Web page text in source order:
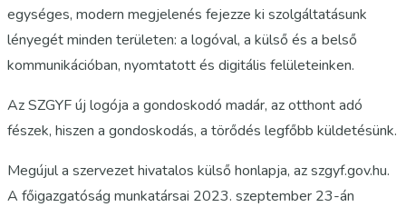
egységes, modern megjelenés fejezze ki szolgáltatásunk
lényegét minden területen: a logóval, a külső és a belső
kommunikációban, nyomtatott és digitális felületeinken.
Az SZGYF új logója a gondoskodó madár, az otthont adó
fészek, hiszen a gondoskodás, a törődés legfőbb küldetésünk.
Megújul a szervezet hivatalos külső honlapja, az szgyf.gov.hu.
A főigazgatóság munkatársai 2023. szeptember 23-án